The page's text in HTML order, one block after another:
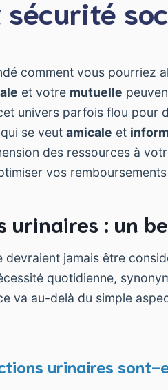
comment vous pourriez
et votre mutuelle
univers parfois flou pour
se veut amicale et
des ressources à
vos
urinaires : un
jamais être
quotidienne,
va au-delà du simple
urinaires sont-